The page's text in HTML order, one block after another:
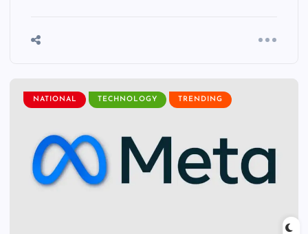
NATIONAL TECHNOLOGY TRENDING